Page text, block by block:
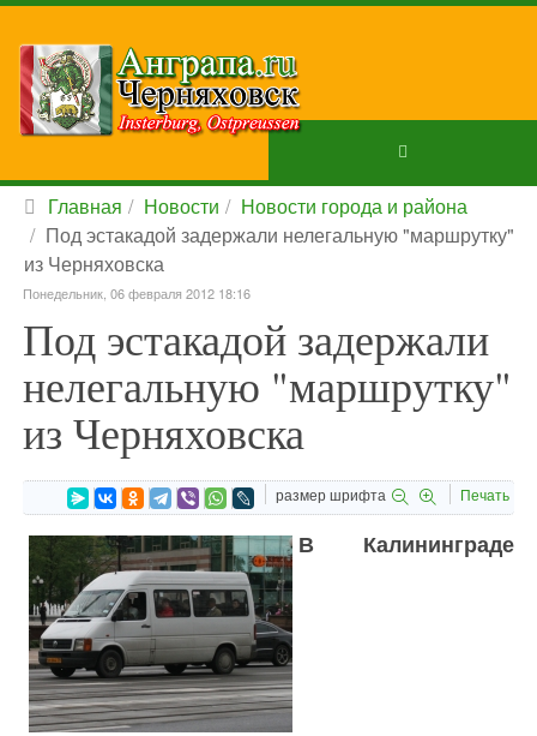
Главная Новости
Новости города и района
Под эстакадой задержали нелегальную "маршрутку"
из Черняховска
Понедельник, 06 февраля 2012 18:16
Под эстакадой задержали
нелегальную "маршрутку"
из Черняховска
размер шрифта Печать
В Калининграде